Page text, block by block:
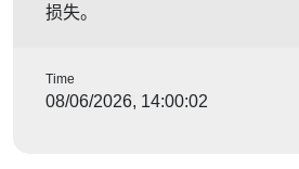
损失。
Time
08/06/2026, 14:00:02